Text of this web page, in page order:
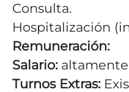
Consulta.
Hospitalización
Remuneración:
Salario:
Turnos Extras: